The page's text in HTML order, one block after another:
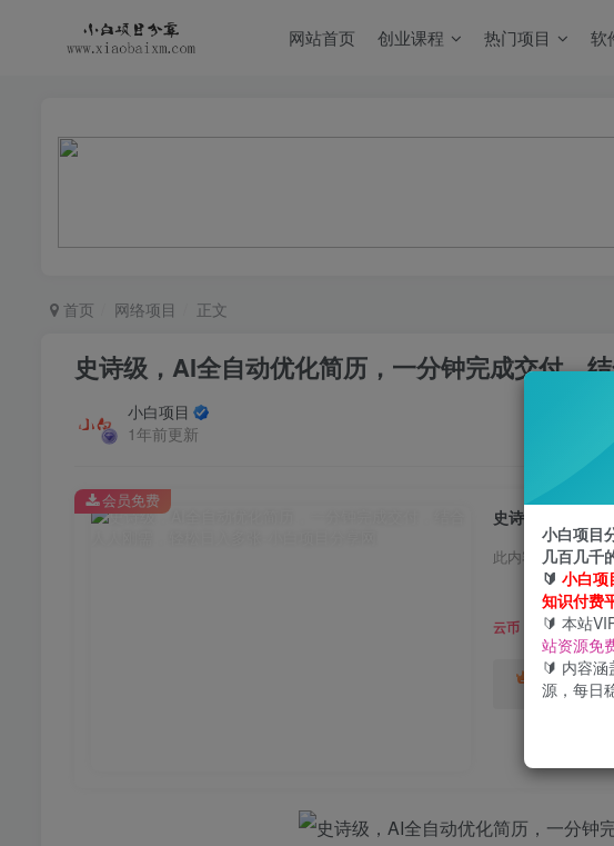
网站首页 创业课程 热门项目 软
首页 网络项目 正文
史诗级，AI全自动优化简历，一分钟完成交付，
小白项目
1年前更新
此内容为会员免
云币 3 限时
云币99
年VIP免费
会员免费
小白项目
几百几千
🔰 小白项
知识付费
🔰 本站
站资源免
🔰 内容
源，每日